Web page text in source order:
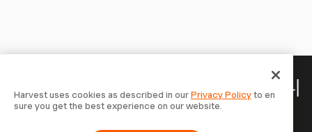
당신의 시간은 기록할 가치가 있습니
다 — 지금 시작하세요
Harvest uses cookies as described in ourPrivacy Policyto en
sure you get the best experience on our website.